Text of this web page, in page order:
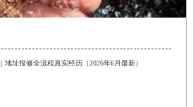
址报修全流程真实经历（2026年6月最新）